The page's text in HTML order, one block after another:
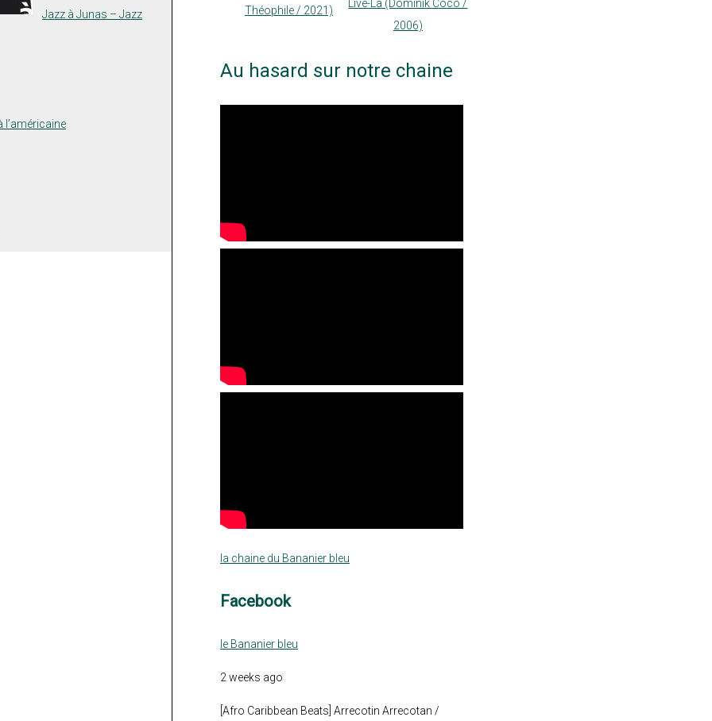
Jazz à Junas – Jazz
Théophile / 2021)
Live-La (Dominik Coco /
2006)
Au hasard sur notre chaine
la chaine du Bananier bleu
Facebook
le Bananier bleu
2 weeks ago
[Afro Caribbean Beats] Arrecotin Arrecotan /